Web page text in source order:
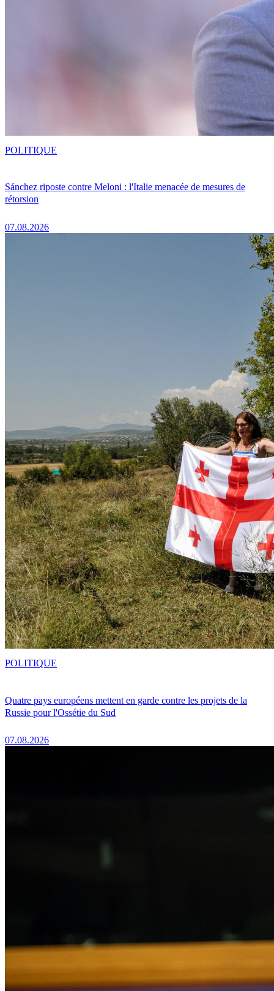
Sánchez riposte contre Meloni : l'Italie menacée de mesures de
rétorsion
07.08.2026
POLITIQUE
Quatre pays européens mettent en garde contre les projets de la
Russie pour l'Ossétie du Sud
07.08.2026
POLITIQUE